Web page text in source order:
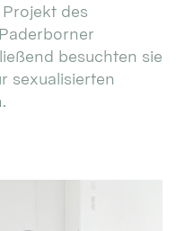
des
besuchten sie
sexualisierten